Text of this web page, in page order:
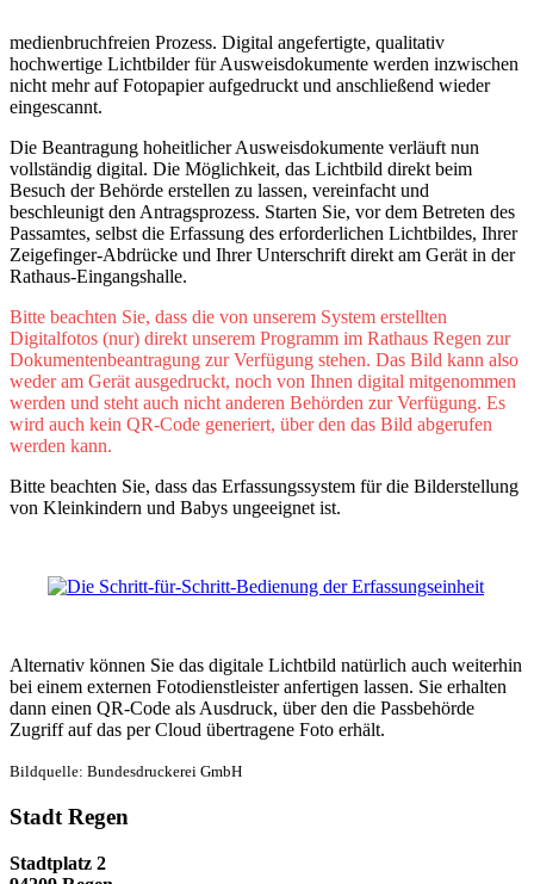
medienbruchfreien Prozess. Digital angefertigte, qualitativ
hochwertige Lichtbilder für Ausweisdokumente werden inzwischen
nicht mehr auf Fotopapier aufgedruckt und anschließend wieder
eingescannt.
Die Beantragung hoheitlicher Ausweisdokumente verläuft nun
vollständig digital. Die Möglichkeit, das Lichtbild direkt beim
Besuch der Behörde erstellen zu lassen, vereinfacht und
beschleunigt den Antragsprozess. Starten Sie, vor dem Betreten des
Passamtes, selbst die Erfassung des erforderlichen Lichtbildes, Ihrer
Zeigefinger-Abdrücke und Ihrer Unterschrift direkt am Gerät in der
Rathaus-Eingangshalle.
Bitte beachten Sie, dass die von unserem System erstellten
Digitalfotos (nur) direkt unserem Programm im Rathaus Regen zur
Dokumentenbeantragung zur Verfügung stehen. Das Bild kann also
weder am Gerät ausgedruckt, noch von Ihnen digital mitgenommen
werden und steht auch nicht anderen Behörden zur Verfügung. Es
wird auch kein QR-Code generiert, über den das Bild abgerufen
werden kann.
Bitte beachten Sie, dass das Erfassungssystem für die Bilderstellung
von Kleinkindern und Babys ungeeignet ist.
Alternativ können Sie das digitale Lichtbild natürlich auch weiterhin
bei einem externen Fotodienstleister anfertigen lassen. Sie erhalten
dann einen QR-Code als Ausdruck, über den die Passbehörde
Zugriff auf das per Cloud übertragene Foto erhält.
Bildquelle: Bundesdruckerei GmbH
Stadt Regen
Stadtplatz 2